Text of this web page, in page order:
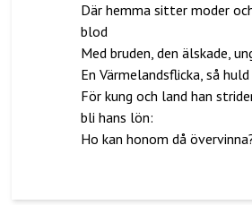
Där hemma sitter moder
blod
Med bruden, den älskade,
En Värmelandsflicka, så
För kung och land han
bli hans lön:
Ho kan honom då